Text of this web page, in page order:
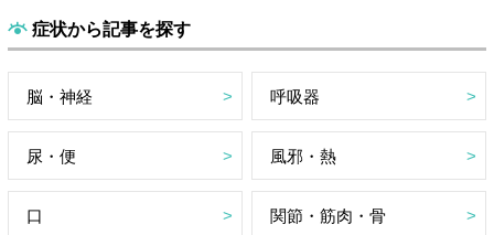
症状から記事を探す
脳・神経 呼吸器
尿・便 風邪・熱
口 関節・筋肉・骨